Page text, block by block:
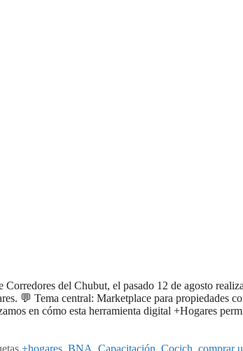
del Chubut, el pasado 12 de agosto
💬 Tema central: Marketplace para
en cómo esta herramienta digital +Hogares